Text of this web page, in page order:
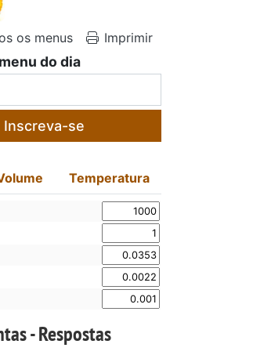
os menus Imprimir
do dia
Inscreva-se
Temperatura
- Respostas